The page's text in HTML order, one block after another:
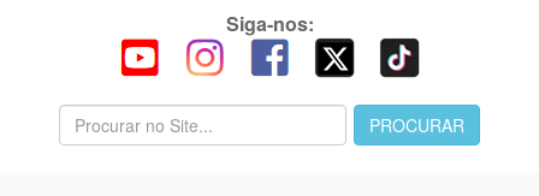
Siga-nos: